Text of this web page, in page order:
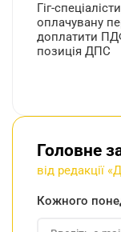
Гіг-
оплачувану
доплатити
позиція ДПС
Головне
від редакції
Кожного